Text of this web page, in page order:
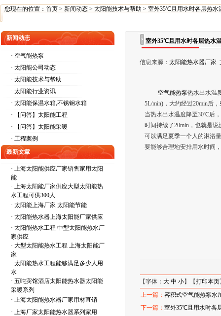
您现在的位置： 首页 > 新闻动态 > 太阳能技术与帮助 > 室外35℃且用水时各层热水
新闻动态
· 空气能热泵
· 太阳能公司动态
· 太阳能技术与帮助
· 太阳能行业资讯
· 太阳能保温水箱,不锈钢水箱
· 【问答】太阳能工程
· 【问答】太阳能采暖
· 工程案例
最新文章
· 上海太阳能供应厂家销售家用太阳
能
· 上海太阳能厂家供应大型太阳能热
水工程可供300人
· 太阳能上海厂家 太阳能节能
· 太阳能热水器上海太阳能厂家供应
· 太阳能热水工程 中型太阳能热水厂
家供应
· 大型太阳能热水工程 上海太阳能厂
家
· 太阳能热水工程能够满足多少人用
水
· 五吨宾馆酒店太阳能热水器太阳能
采暖系列
· 上海太阳能热水器厂家用材直销
· 上海厂家太阳能热水器系列家用
室外35℃且用水时各层热水
信息来源：太阳能热水器厂家
空气能热泵热水出水温
5L/min)，大约经过20min后，
当热水出水温度降至30℃后
时间持续了20min，也就是
可以满足夏季一个人的淋浴
要能够合理地安排用水时间
【字体：大 中 小】【打印本页
上一篇：容积式空气能热泵水
下一篇：室外35℃且用水时各